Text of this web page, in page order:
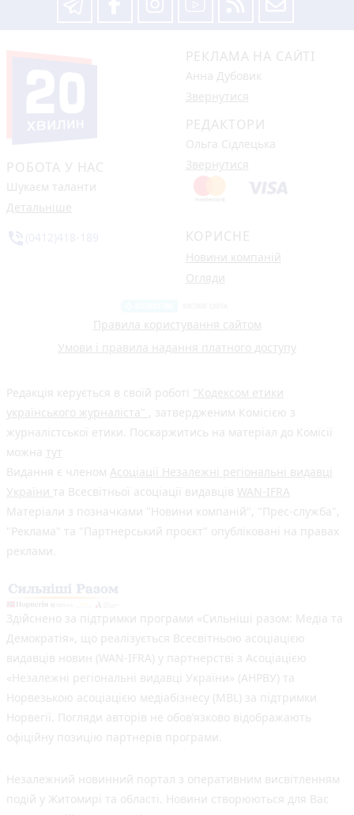
РОБОТА У НАС
Шукаєм таланти
Детальніше
РЕКЛАМА НА САЙТІ
Анна Дубовик
Звернутися
РЕДАКТОРИ
Ольга Сідлецька
Звернутися
КОРИСНЕ
Новини компаній
Огляди
Правила користування сайтом
Умови і правила надання платного доступу
Редакція керується в своїй роботі "Кодексом етики
українського журналіста" , затвердженим Комісією з
журналістської етики. Поскаржитись на матеріал до Комісії
можна тут
Видання є членом Асоціації Незалежні регіональні видавці
України та Всесвітньої асоціації видавців WAN-IFRA
Матеріали з позначками "Новини компаній", "Прес-служба",
"Реклама" та "Партнерський проєкт" опубліковані на правах
реклами.
Здійснено за підтримки програми «Сильніші разом: Медіа та
Демократія», що реалізується Всесвітньою асоціацією
видавців новин (WAN-IFRA) у партнерстві з Асоціацією
«Незалежні регіональні видавці України» (АНРВУ) та
Норвезькою асоціацією медіабізнесу (MBL) за підтримки
Норвегії. Погляди авторів не обов’язково відображають
офіційну позицію партнерів програми.
Незалежний новинний портал з оперативним висвітленням
подій у Житомирі та області. Новини створюються для Вас